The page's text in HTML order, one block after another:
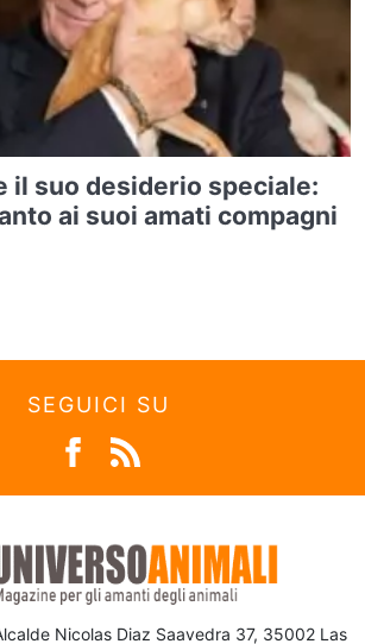
il suo desiderio speciale:
ai suoi amati compagni
SEGUICI SU
Nicolas Diaz Saavedra 37, 35002 Las